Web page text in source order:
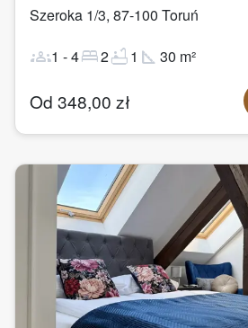
Szeroka 1/3, 87-100 Toruń
groups1 -4bed2bathtub1 square_foot 30 m²
Od 348,00 zł